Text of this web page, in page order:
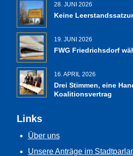
28. JUNI 2026
Keine
19. JUNI 2026
FWG Friedrichsdorf
16. APRIL 2026
Drei Stimmen, eine
Koalitionsvertrag
Links
Über uns
Unsere Anträge im